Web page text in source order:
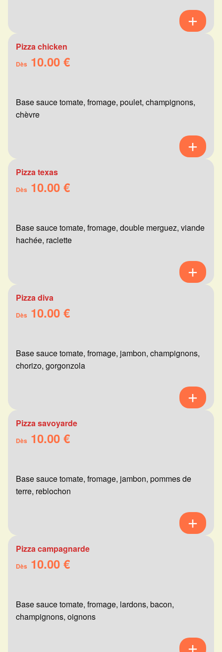
Pizza chicken
Dès 10.00 €
Base sauce tomate, fromage, poulet, champignons,
chèvre
Pizza texas
Dès 10.00 €
Base sauce tomate, fromage, double merguez, viande
hachée, raclette
Pizza diva
Dès 10.00 €
Base sauce tomate, fromage, jambon, champignons,
chorizo, gorgonzola
Pizza savoyarde
Dès 10.00 €
Base sauce tomate, fromage, jambon, pommes de
terre, reblochon
Pizza campagnarde
Dès 10.00 €
Base sauce tomate, fromage, lardons, bacon,
champignons, oignons